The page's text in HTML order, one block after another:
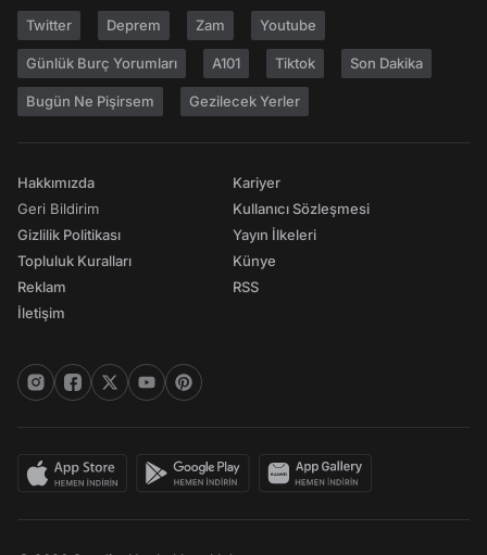
Twitter Deprem Zam Youtube
Günlük Burç Yorumları A101 Tiktok Son Dakika
Bugün Ne Pişirsem Gezilecek Yerler
Hakkımızda
Geri Bildirim
Gizlilik Politikası
Topluluk Kuralları
Reklam
İletişim
Kariyer
Kullanıcı Sözleşmesi
Yayın İlkeleri
Künye
RSS